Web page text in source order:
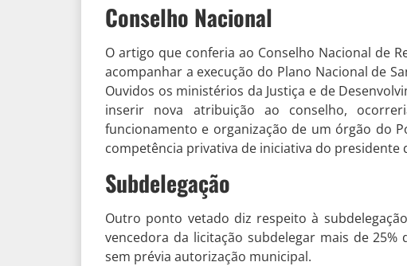
Conselho Nacional
O artigo que conferia ao Conselho Nacional de
acompanhar a execução do Plano Nacional de
Ouvidos os ministérios da Justiça e de
inserir nova atribuição ao conselho,
funcionamento e organização de um órgão do
competência privativa de iniciativa do presidente
Subdelegação
Outro ponto vetado diz respeito à
vencedora da licitação subdelegar mais de
sem prévia autorização municipal.